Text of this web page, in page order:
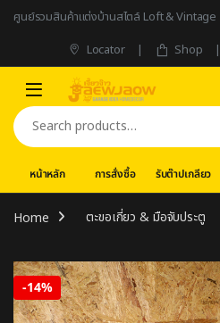
Skip to navigation
Skip to content
ศูนย์รวมสินค้าแต่งบ้านสไตล์ Loft & Vintage
Locator
Shop
Search for:
หน้าหลัก การสั่งซื้อ รับต๊าปเกลียว
Home ตะขอเกี่ยว & มือจับประตู
-14%